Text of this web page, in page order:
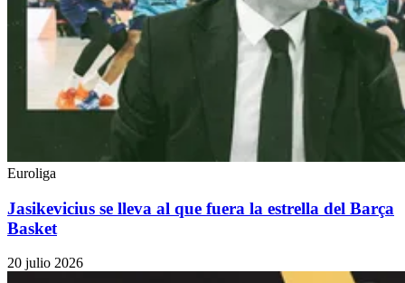
Euroliga
Jasikevicius se lleva al que fuera la estrella del Barça
Basket
20 julio 2026